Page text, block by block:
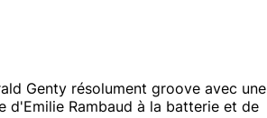
Genty résolument groove avec une
d'Emilie Rambaud à la batterie et de